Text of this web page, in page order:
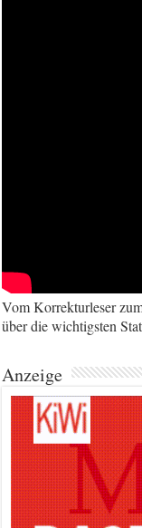
Vom Korrekturleser
über die wichtigsten
Anzeige